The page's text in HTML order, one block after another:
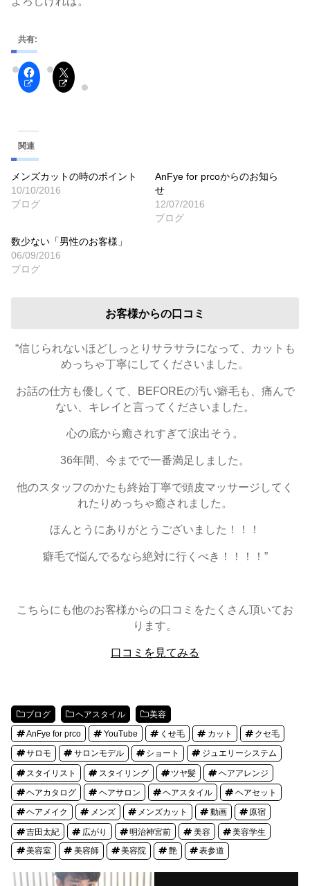
共有:
関連
メンズカットの時のポイント
10/10/2016
ブログ
AnFye for prcoからのお知ら
せ
12/07/2016
ブログ
数少ない「男性のお客様」
06/09/2016
ブログ
お客様からの口コミ
“信じられないほどしっとりサラサラになって、カットも
めっちゃ丁寧にしてくださいました。
お話の仕方も優しくて、BEFOREの汚い癖毛も、痛んで
ない、キレイと言ってくださいました。
心の底から癒されすぎて涙出そう。
36年間、今までで一番満足しました。
他のスタッフのかたも終始丁寧で頭皮マッサージしてく
れたりめっちゃ癒されました。
ほんとうにありがとうございました！！！
癖毛で悩んでるなら絶対に行くべき！！！！”
こちらにも他のお客様からの口コミをたくさん頂いてお
ります。
口コミを見てみる
ブログ ヘアスタイル 美容
AnFye for prco YouTube くせ毛 カット クセ毛
サロモ サロンモデル ショート ジュエリーシステム
スタイリスト スタイリング ツヤ髪 ヘアアレンジ
ヘアカタログ ヘアサロン ヘアスタイル ヘアセット
ヘアメイク メンズ メンズカット 動画 原宿
吉田太紀 広がり 明治神宮前 美容 美容学生
美容室 美容師 美容院 艶 表参道